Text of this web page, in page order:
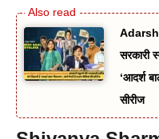
सरकारी
‘आदर्श
सीरीज